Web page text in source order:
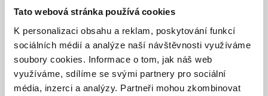
Tato webová stránka používá cookies
K personalizaci obsahu a reklam, poskytování funkcí
sociálních médií a analýze naší návštěvnosti využíváme
soubory cookies. Informace o tom, jak náš web
využíváme, sdílíme se svými partnery pro sociální
média, inzerci a analýzy. Partneři mohou zkombinovat